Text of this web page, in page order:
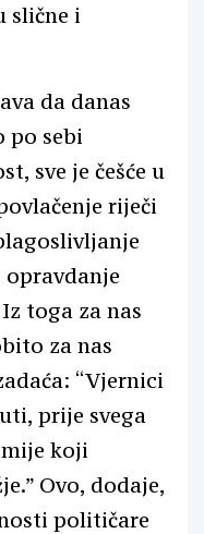
slične i
da danas
po sebi
sve je češće u
riječi
toga za nas
za nas
“Vjernici
prije svega
koji
Ovo, dodaje,
političare